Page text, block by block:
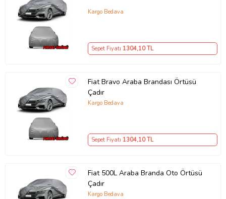
Aracınızı toz, polen, kuş pisliği vb.
gibi dış etkenlerden korur.
Hava ve polen filtrelerinin dahi ömrünü uzatır.
Ön ve arka tampon altlarına denk gelen lastikleri sayesinde aracı
brandanın uçmasını engeller.
Aracınızın boyasına zarar vermez.
Dış tarafı özel PVC ile lamine edilmiştir, yazın sıcak ve kuru
havalarda aracınızın boyasına zarar vermez.
Kargo Bedava
Sepet Fiyatı 1304,10 TL
Fiat Bravo Araba Brandası Örtüsü
Çadır
Kargo Bedava
Sepet Fiyatı 1304,10 TL
Fiat 500L Araba Branda Oto Örtüsü
Çadır
Kargo Bedava